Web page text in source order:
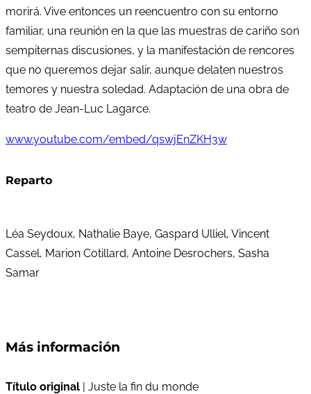
morirá. Vive entonces un reencuentro con su entorno
familiar, una reunión en la que las muestras de cariño son
sempiternas discusiones, y la manifestación de rencores
que no queremos dejar salir, aunque delaten nuestros
temores y nuestra soledad. Adaptación de una obra de
teatro de Jean-Luc Lagarce.
www.youtube.com/embed/qswjEnZKH3w
Reparto
Léa Seydoux, Nathalie Baye, Gaspard Ulliel, Vincent
Cassel, Marion Cotillard, Antoine Desrochers, Sasha
Samar
Más información
Título original | Juste la fin du monde